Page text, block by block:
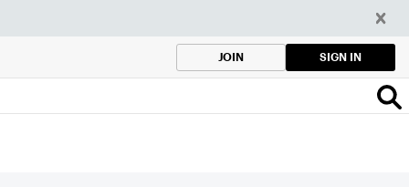
JOIN SIGN IN